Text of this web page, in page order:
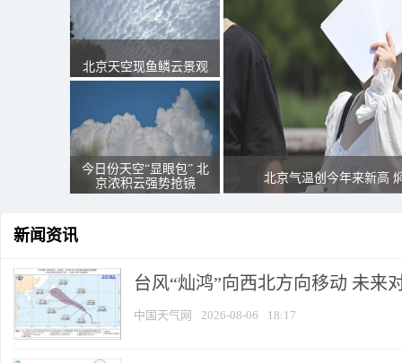
北京天空现鱼鳞云景观
今日份天空“显眼包” 北
京浓积云强势抢镜
北京气温创今年来新高
新闻资讯
台风“灿鸿”向西北方向移动 未来
中国天气网 2026-08-06 18:17